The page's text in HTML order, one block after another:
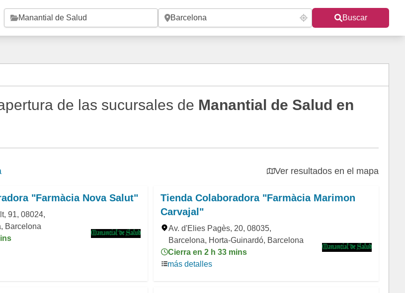
Buscar
de las sucursales de Manantial de Salud en
Ver resultados en el mapa
"Farmàcia Nova Salut"
91, 08024,
Barcelona
Tienda Colaboradora "Farmàcia Marimon
Carvajal"
Av. d'Elies Pagès, 20, 08035,
Barcelona, Horta-Guinardó, Barcelona
Cierra en 2 h 33 mins
más detalles